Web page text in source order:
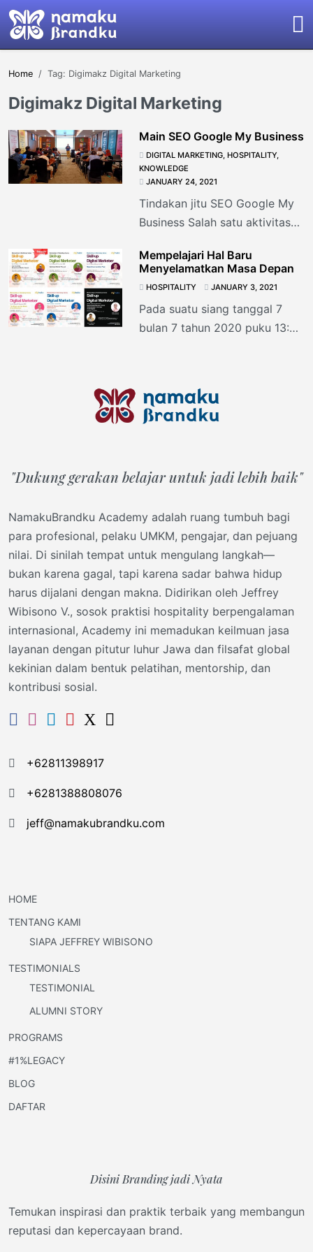
Home Tag: Digimakz Digital Marketing
Digimakz Digital Marketing
Main SEO Google My Business
DIGITAL MARKETING, HOSPITALITY,
KNOWLEDGE
JANUARY 24, 2021
Tindakan jitu SEO Google My
Business Salah satu aktivitas
membangun teamwork dengan
Google My Business (GMB).
Mempelajari Hal Baru
Menyelamatkan Masa Depan
HOSPITALITY JANUARY 3, 2021
Pada suatu siang tanggal 7
bulan 7 tahun 2020 puku 13:41,
"Dukung gerakan belajar untuk jadi lebih baik"
NamakuBrandku Academy adalah ruang tumbuh bagi
para profesional, pelaku UMKM, pengajar, dan pejuang
nilai. Di sinilah tempat untuk mengulang langkah—
bukan karena gagal, tapi karena sadar bahwa hidup
harus dijalani dengan makna. Didirikan oleh Jeffrey
Wibisono V., sosok praktisi hospitality berpengalaman
internasional, Academy ini memadukan keilmuan jasa
layanan dengan pitutur luhur Jawa dan filsafat global
kekinian dalam bentuk pelatihan, mentorship, dan
kontribusi sosial.
+62811398917
+6281388808076
jeff@namakubrandku.com
HOME
TENTANG KAMI
SIAPA JEFFREY WIBISONO
TESTIMONIALS
TESTIMONIAL
ALUMNI STORY
PROGRAMS
#1%LEGACY
BLOG
DAFTAR
Disini Branding jadi Nyata
Temukan inspirasi dan praktik terbaik yang membangun
reputasi dan kepercayaan brand.